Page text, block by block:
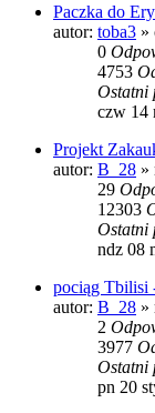
Paczka do
autor: toba3 »
0
4753
Ostatni
czw 14
Projekt
autor: B_28 »
29
12303
Ostatni
ndz 08
pociąg Tbilisi
autor: B_28 »
2
3977
Ostatni
pn 20